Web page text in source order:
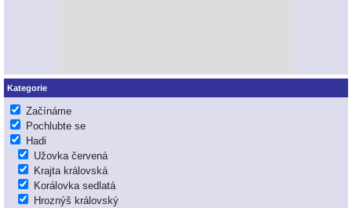
Kategorie
Začínáme
Pochlubte se
Hadi
Užovka červená
Krajta královská
Korálovka sedlatá
Hroznýš královský